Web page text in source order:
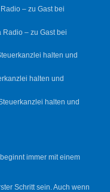
– zu Gast bei
– zu Gast bei
halten und
halten und
halten und
immer mit einem
Schritt sein. Auch wenn